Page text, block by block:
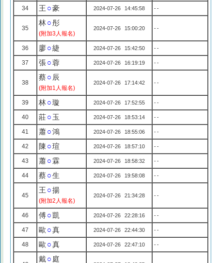
34 王 ○豪 2024-07-26 14:45:58 --
35
林○彤
(附加3人報名)
2024-07-26 15:00:20 --
36 廖○緁 2024-07-26 15:42:50 --
37 張○蓉 2024-07-26 16:19:19 --
38
蔡○ 辰
(附加1人報名)
2024-07-26 17:14:42 --
39 林○璇 2024-07-26 17:52:55 --
40 莊○ 玉 2024-07-26 18:53:14 --
41 蕭○鴻 2024-07-26 18:55:06 --
42 陳 ○瑄 2024-07-26 18:57:10 --
43 蕭○ 霖 2024-07-26 18:58:32 --
44 蔡○生 2024-07-26 19:58:08 --
45
王 ○揚
(附加2人報名)
2024-07-26 21:34:28 --
46 傅○凱 2024-07-26 22:28:16 --
47 歐 ○真 2024-07-26 22:44:30 --
48 歐 ○真 2024-07-26 22:47:10 --
戴○ 庭